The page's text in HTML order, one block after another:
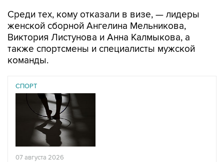
Среди тех, кому отказали в визе, — лидеры
женской сборной Ангелина Мельникова,
Виктория Листунова и Анна Калмыкова, а
также спортсмены и специалисты мужской
команды.
СПОРТ
07 августа 2026